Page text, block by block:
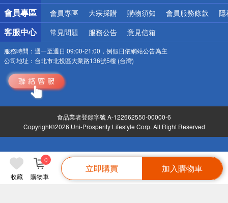
收藏 購物車
0
立即購買 加入購物車
會員專區 會員專區 大宗採購 購物須知 會員服務條款 隱
客服中心 常見問題 服務公告 意見信箱
服務時間： 週一至週日 09:00-21:00，例假日依網站公告為主
公司地址： 台北市北投區大業路136號5樓 (台灣)
食品業者登錄字號 A-122662550-00000-6
Copyright©2026 Uni-Prosperity Lifestyle Corp. All Right Reserved